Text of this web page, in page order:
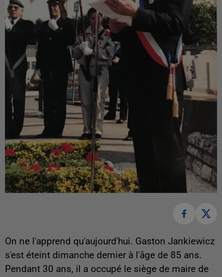
On ne l'apprend qu'aujourd'hui. Gaston Jankiewicz
s'est éteint dimanche dernier à l'âge de 85 ans.
Pendant 30 ans, il a occupé le siège de maire de